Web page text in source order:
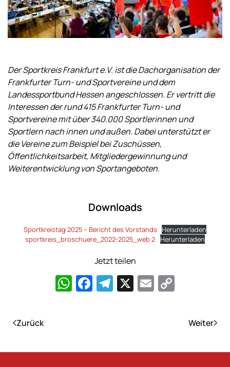
Der Sportkreis Frankfurt e.V. ist die Dachorganisation der
Frankfurter Turn- und Sportvereine und dem
Landessportbund Hessen angeschlossen. Er vertritt die
Interessen der rund 415 Frankfurter Turn- und
Sportvereine mit über 340.000 Sportlerinnen und
Sportlern nach innen und außen. Dabei unterstützt er
die Vereine zum Beispiel bei Zuschüssen,
Öffentlichkeitsarbeit, Mitgliedergewinnung und
Weiterentwicklung von Sportangeboten.
Downloads
Sportkreistag 2025 – Bericht des Vorstands Herunterladen
sportkreis_broschuere_2022-2025_web 2
Herunterladen
Jetzt teilen
WhatsApp
Facebook
Telegram
X Email
Zurück Weiter